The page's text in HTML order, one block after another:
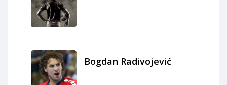
Bogdan Radivojević